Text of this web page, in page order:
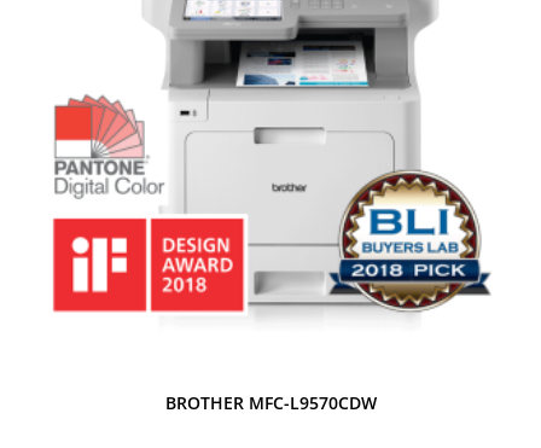
BROTHER MFC-L9570CDW